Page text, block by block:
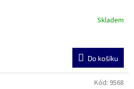
Skladem
Do košíku
Kód: 9568